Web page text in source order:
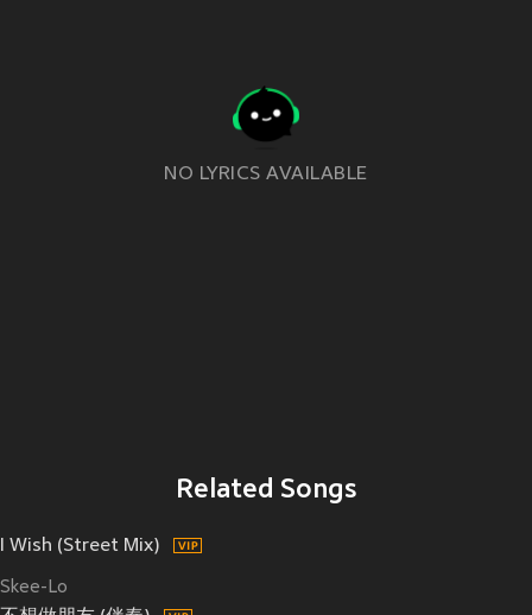
NO LYRICS AVAILABLE
Related Songs
I Wish (Street Mix)
Skee-Lo